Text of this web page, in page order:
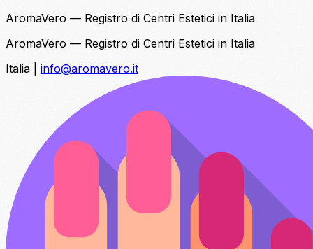
AromaVero — Registro di Centri Estetici in Italia
AromaVero — Registro di Centri Estetici in Italia
Italia
info@aromavero.it